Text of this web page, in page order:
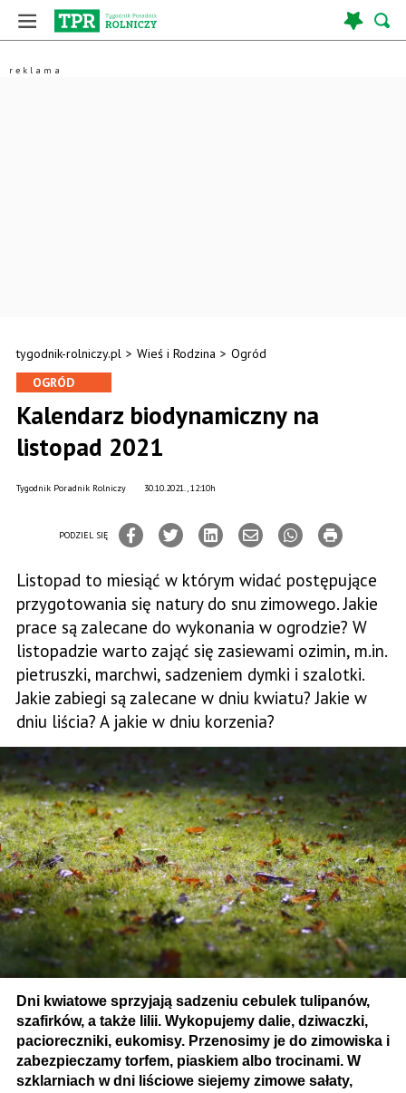
tygodnik-rolniczy.pl > Wieś i Rodzina > Ogród
OGRÓD
Kalendarz biodynamiczny na
listopad 2021
30.10.2021., 12:10h
Tygodnik Poradnik Rolniczy
PODZIEL SIĘ
Listopad to miesiąć w którym widać postępujące
przygotowania się natury do snu zimowego. Jakie
prace są zalecane do wykonania w ogrodzie? W
listopadzie warto zająć się zasiewami ozimin, m.in.
pietruszki, marchwi, sadzeniem dymki i szalotki.
Jakie zabiegi są zalecane w dniu kwiatu? Jakie w
dniu liścia? A jakie w dniu korzenia?
Dni kwiatowe sprzyjają sadzeniu cebulek tulipanów,
szafirków, a także lilii. Wykopujemy dalie, dziwaczki,
pacioreczniki, eukomisy. Przenosimy je do zimowiska i
zabezpieczamy torfem, piaskiem albo trocinami. W
szklarniach w dni liściowe siejemy zimowe sałaty,